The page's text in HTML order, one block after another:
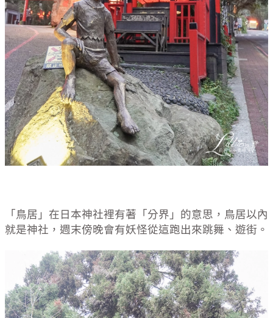
「鳥居」在日本神社裡有著「分界」的意思，鳥居以內
就是神社，週末傍晚會有妖怪從這跑出來跳舞、遊街。